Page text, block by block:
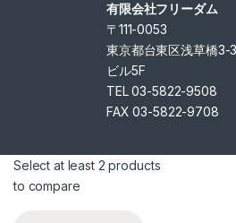
有限会社フリーダム
〒111-0053
東京都台東区浅草橋3-
ビル5F
TEL 03-5822-9508
FAX 03-5822-9708
Select at least 2 products
to compare